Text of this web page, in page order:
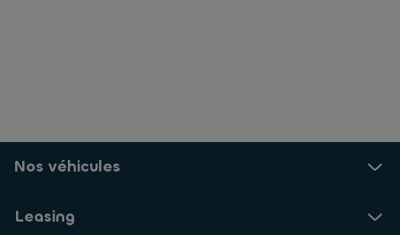
Nos véhicules
Leasing